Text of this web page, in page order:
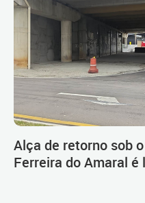
Alça de retorno sob
Ferreira do Amaral é